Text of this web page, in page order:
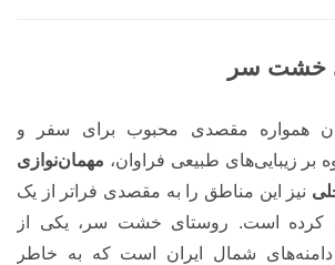
خشت سر
همواره مقصدی محبوب برای سفر و
بر زیبایی‌های طبیعی فراوان، مهمان‌نوازی
نیز این مناطق را به مقصدی فراتر از یک
کرده است. روستای‌ خشت سر، یکی از
دامنه‌های شمال ایران است که به خاطر